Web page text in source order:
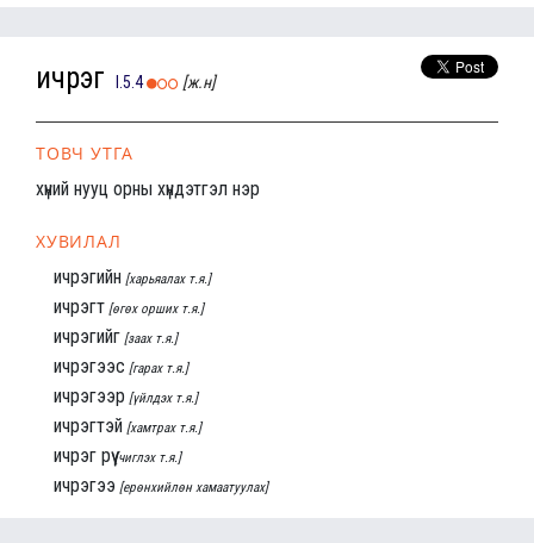
ичрэг I.5.4 [ж.н]
ТОВЧ УТГА
хүний нууц орны хүндэтгэл нэр
ХУВИЛАЛ
ичрэгийн [харьяалах т.я.]
ичрэгт [өгөх орших т.я.]
ичрэгийг [заах т.я.]
ичрэгээс [гарах т.я.]
ичрэгээр [үйлдэх т.я.]
ичрэгтэй [хамтрах т.я.]
ичрэг рүү [чиглэх т.я.]
ичрэгээ [ерөнхийлөн хамаатуулах]